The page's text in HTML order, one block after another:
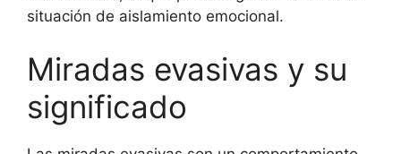
situación de aislamiento emocional.
Miradas evasivas y su
significado